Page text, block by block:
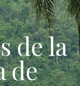
de la
de